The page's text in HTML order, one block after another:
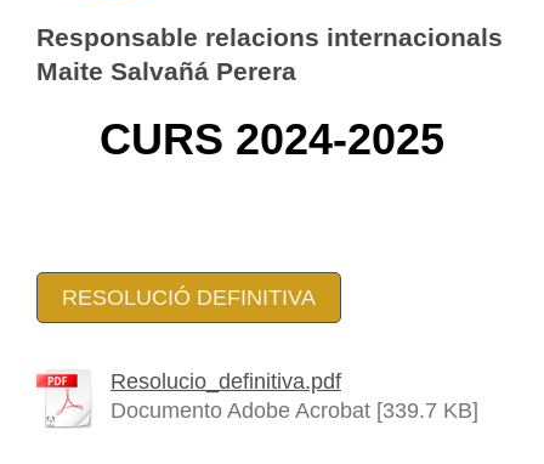
Responsable relacions internacionals
Maite Salvañá Perera
CURS 2024-2025
RESOLUCIÓ DEFINITIVA
Resolucio_definitiva.pdf
Documento Adobe Acrobat [339.7 KB]